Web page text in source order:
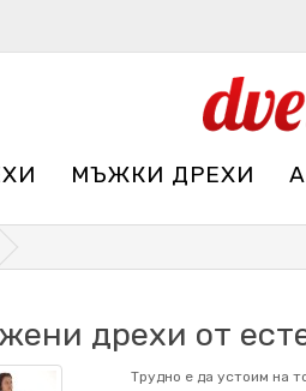
МЪЖКИ ДРЕХИ
дрехи от
Трудно е да устоим на